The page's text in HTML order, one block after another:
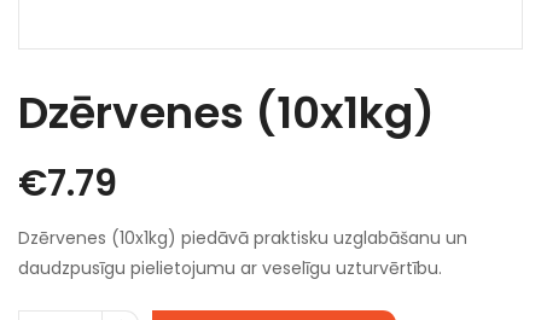
Dzērvenes (10x1kg)
€7.79
Dzērvenes (10x1kg) piedāvā praktisku uzglabāšanu un
daudzpusīgu pielietojumu ar veselīgu uzturvērtību.